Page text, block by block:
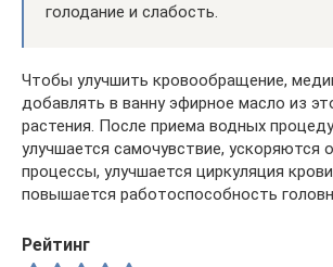
голодание и слабость.
Чтобы улучшить кровообращение,
добавлять в ванну эфирное масло из
растения. После приема водных
улучшается самочувствие, ускоряются
процессы, улучшается циркуляция
повышается работоспособность
Рейтинг